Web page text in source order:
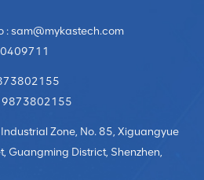
: sam@mykastech.com
Zone, No. 85, Xiguangyue
Guangming District, Shenzhen,